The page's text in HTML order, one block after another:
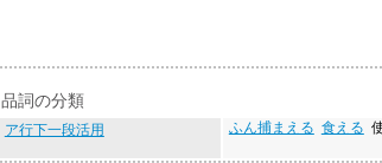
品詞の分類
ア行下一段活用 ふん捕まえる 食える